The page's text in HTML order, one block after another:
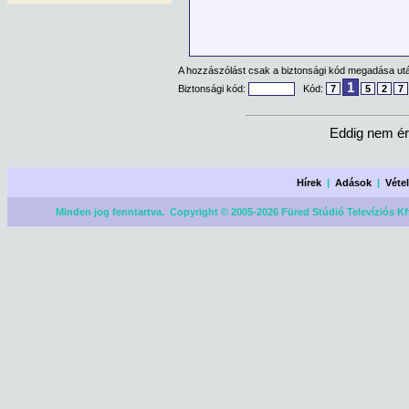
A hozzászólást csak a biztonsági kód megadása
Biztonsági kód:
Kód: 7 1 5 2 7
Eddig nem
Hírek |Adások |
Minden jog fenntartva. Copyright © 2005-2026 Füred Stúdió Televíziós